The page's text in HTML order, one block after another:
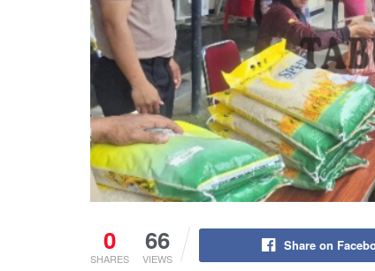
0
SHARES
66
VIEWS
Share on